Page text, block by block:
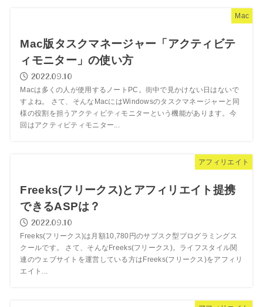
Mac
Mac版タスクマネージャー「アクティビテ
ィモニター」の使い方
2022.09.10
Macは多くの人が使用するノートPC。街中で見かけない日はないで
すよね。 さて、そんなMacにはWindowsのタスクマネージャーと同
様の役割を担うアクティビティモニターという機能があります。今
回はアクティビティモニター...
アフィリエイト
Freeks(フリークス)とアフィリエイト提携
できるASPは？
2022.09.10
Freeks(フリークス)は月額10,780円のサブスク型プログラミングス
クールです。 さて、そんなFreeks(フリークス)。ライフスタイル関
連のウェブサイトを運営している方はFreeks(フリークス)をアフィリ
エイト...